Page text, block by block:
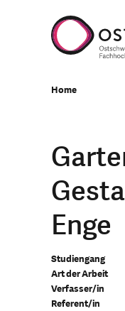
Home
Enge
Studiengang
Art der Arbeit
Verfasser/in
Referent/in